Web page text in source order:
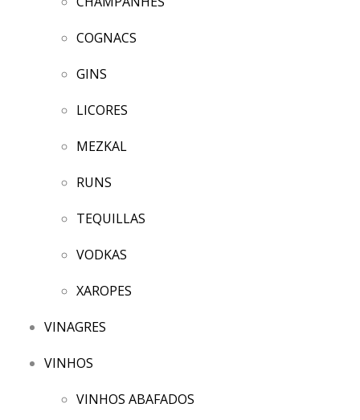
COGNACS
GINS
LICORES
MEZKAL
RUNS
TEQUILLAS
VODKAS
XAROPES
VINAGRES
VINHOS
VINHOS ABAFADOS